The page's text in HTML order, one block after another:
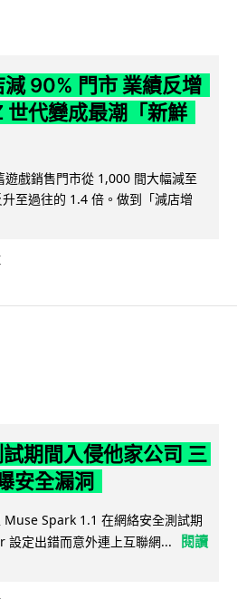
減 90% 門市 業績反增
世代變成最潮「新鮮
遊戲銷售門市從 1,000 間大幅減至
至過往的 1.4 倍。做到「減店增
期間入侵他家公司 三
安全漏洞
Spark 1.1 在網絡安全測試期
定出錯而意外連上互聯網...
閱讀